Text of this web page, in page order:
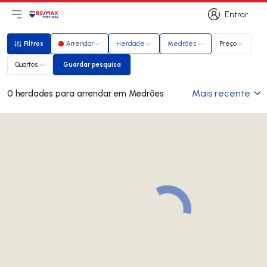
Entrar
Entrar
Abri menu principal
LogoIr para página inicial
Filtros
Filtros Arrendar Herdade Medrões Preço
Quartos Guardar pesquisa
Guardar pesquisa
0 herdades para arrendar em Medrões Mais recente